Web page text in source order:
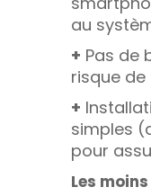
au
+ Pas de
risque
+
simples
pour
Les moins